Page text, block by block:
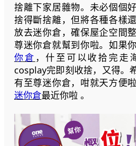
捨離下家居雜物。未必個個
捨得斷捨離，但將各種各樣
放去迷你倉，確保屋企空間
尊迷你倉就幫到你啦。如果
你倉 ，什至可以收拾完走
cosplay完即刻收捨，又得。
有至尊迷你倉，咁就天方便
迷你倉最近你啦 。